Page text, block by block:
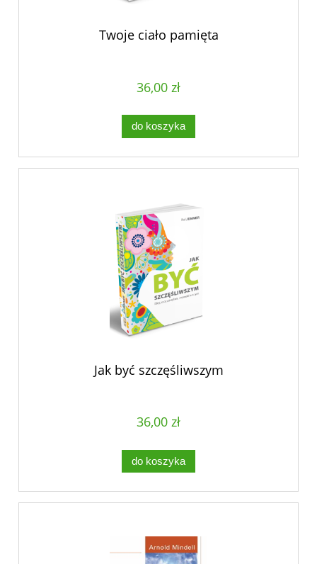
Twoje ciało pamięta
36,00 zł
do koszyka
Jak być szczęśliwszym
36,00 zł
do koszyka